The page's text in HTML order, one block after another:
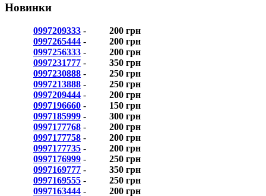
Новинки
0997209333 -
200 грн
0997265444 -
200 грн
0997256333 -
200 грн
0997231777 -
350 грн
0997230888 -
250 грн
0997213888 -
250 грн
0997209444 -
200 грн
0997196660 -
150 грн
0997185999 -
300 грн
0997177768 -
200 грн
0997177758 -
200 грн
0997177735 -
200 грн
0997176999 -
250 грн
0997169777 -
350 грн
0997169555 -
250 грн
0997163444 - 200 грн